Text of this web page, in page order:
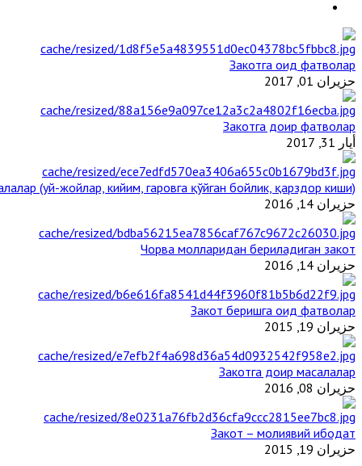
Закотга оид фатволар
حزيران 01, 2017
Закотга доир фатволар
أيار 31, 2017
(уй-жойлар, кийим, гаровга қўйган бойлик, қарздор киши)
حزيران 14, 2016
Чорва молларидан бериладиган закот
حزيران 14, 2016
Закот беришга оид фатволар
حزيران 19, 2015
Закотга доир масалалар
حزيران 08, 2016
Закот – молиявий ибодат
حزيران 19, 2015